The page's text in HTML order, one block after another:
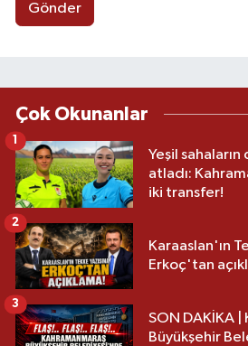
Gönder
Çok Okunanlar
Yeşil sahaların
atladı:
iki transfer!
Karaaslan'ın
Erkoç'tan
2
SON DAKİKA |
Büyükşehir
3